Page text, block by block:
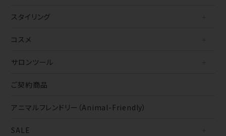
スタイリング
コスメ
サロンツール
ご契約商品
アニマルフレンドリー（Animal-Friendly）
SALE